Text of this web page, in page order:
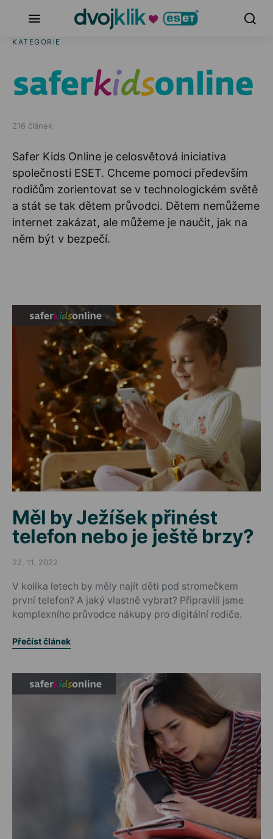
KATEGORIE
216 článek
Safer Kids Online je celosvětová iniciativa
společnosti ESET. Chceme pomoci především
rodičům zorientovat se v technologickém světě
a stát se tak dětem průvodci. Dětem nemůžeme
internet zakázat, ale můžeme je naučit, jak na
něm být v bezpečí.
Měl by Ježíšek přinést
telefon nebo je ještě brzy?
Posted on
22. 11. 2022
V kolika letech by měly najít děti pod stromečkem
první telefon? A jaký vlastně vybrat? Připravili jsme
komplexního průvodce nákupy pro digitální rodiče.
Přečíst článek